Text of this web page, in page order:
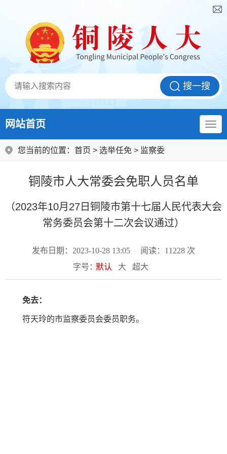
网站首页
您当前的位置： 首页 > 选举任免 > 监察委
铜陵市人大常委会免职人员名单
（2023年10月27日铜陵市第十七届人民代表大会
常务委员会第十二次会议通过）
发布日期：2023-10-28 13:05 阅读： 11228 次
字号：默认 大 超大
免去：
符天玲的市监察委员会委员职务。